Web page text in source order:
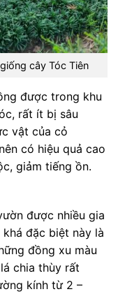
cây Tóc Tiên
được trong khu
rất ít bị sâu
vật của cỏ
có hiệu quả cao
giảm tiếng ồn.
được nhiều gia
đặc biệt này là
đồng xu màu
chia thùy rất
kính từ 2 –